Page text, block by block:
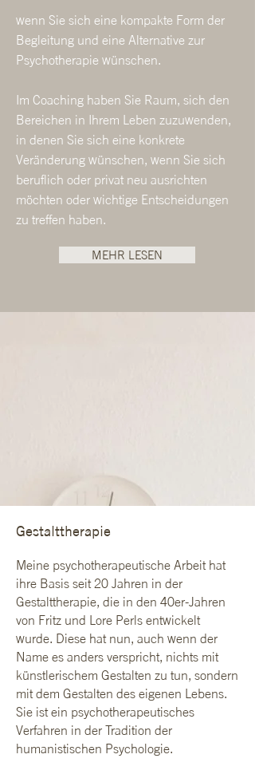
wenn Sie sich eine kompakte Form der
Begleitung und eine Alternative zur
Psychotherapie wünschen.
Im Coaching haben Sie Raum, sich den
Bereichen in Ihrem Leben zuzuwenden,
in denen Sie sich eine konkrete
Veränderung wünschen, wenn Sie sich
beruflich oder privat neu ausrichten
möchten oder wichtige Entscheidungen
zu treffen haben.
MEHR LESEN
Gestalttherapie
Meine psychotherapeutische Arbeit hat
ihre Basis seit 20 Jahren in der
Gestalttherapie, die in den 40er-Jahren
von Fritz und Lore Perls entwickelt
wurde. Diese hat nun, auch wenn der
Name es anders verspricht, nichts mit
künstlerischem Gestalten zu tun, sondern
mit dem Gestalten des eigenen Lebens.
Sie ist ein psychotherapeutisches
Verfahren in der Tradition der
humanistischen Psychologie.